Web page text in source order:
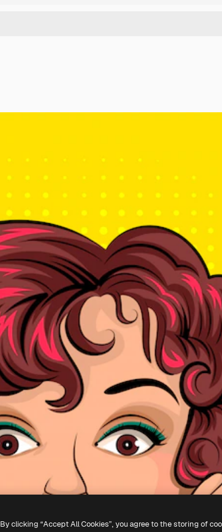
By clicking “Accept All Cookies”, you agree to the storing of